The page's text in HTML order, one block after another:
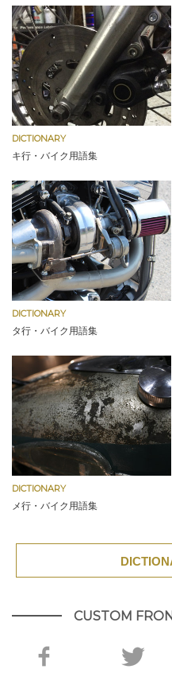
DICTIONARY
キ行・バイク用語集
DICTIONARY
タ行・バイク用語集
DICTIONARY
メ行・バイク用語集
CUSTOM